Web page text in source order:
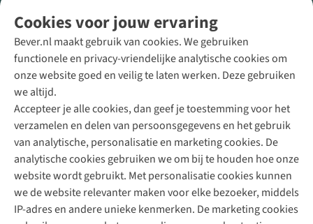
Cookies voor jouw ervaring
Bever.nl maakt gebruik van cookies. We gebruiken
functionele en privacy-vriendelijke analytische cookies om
onze website goed en veilig te laten werken. Deze gebruiken
we altijd.
Accepteer je alle cookies, dan geef je toestemming voor het
verzamelen en delen van persoonsgegevens en het gebruik
van analytische, personalisatie en marketing cookies. De
analytische cookies gebruiken we om bij te houden hoe onze
website wordt gebruikt. Met personalisatie cookies kunnen
we de website relevanter maken voor elke bezoeker, middels
IP-adres en andere unieke kenmerken. De marketing cookies
Direct advies van een Buitenexpert
+31 (0)85 888 50 88
+31 6 12 28 49 80
Contactformulier